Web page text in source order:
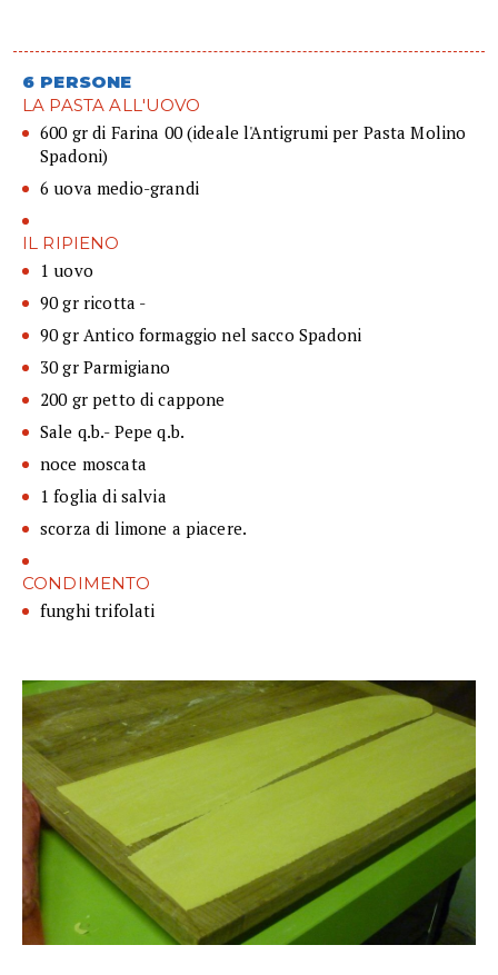
6 PERSONE
LA PASTA ALL'UOVO
600 gr di Farina 00 (ideale l'Antigrumi per Pasta Molino
Spadoni)
6 uova medio-grandi
IL RIPIENO
1 uovo
90 gr ricotta -
90 gr Antico formaggio nel sacco Spadoni
30 gr Parmigiano
200 gr petto di cappone
Sale q.b.- Pepe q.b.
noce moscata
1 foglia di salvia
scorza di limone a piacere.
CONDIMENTO
funghi trifolati